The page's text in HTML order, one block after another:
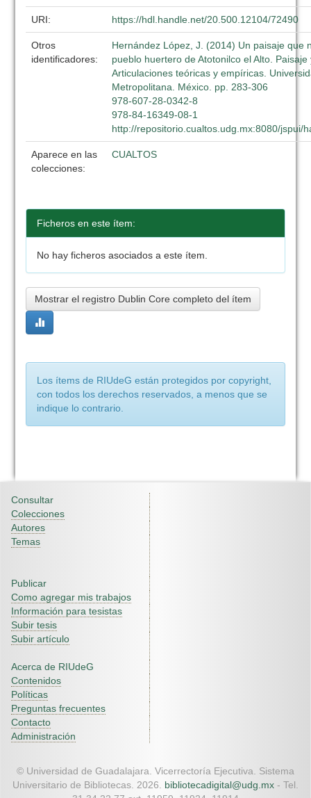
URI: https://hdl.handle.net/20.500.12104/72490
Otros
identificadores:
Hernández López, J. (2014) Un paisaje que
pueblo huertero de Atotonilco el Alto. Paisaje
Articulaciones teóricas y empíricas.
Metropolitana. México. pp. 283-306
978-607-28-0342-8
978-84-16349-08-1
http://repositorio.cualtos.udg.mx:8080/jspui/
Aparece en las
colecciones:
CUALTOS
Ficheros en este ítem:
No hay ficheros asociados a este ítem.
Mostrar el registro Dublin Core completo del ítem
Los ítems de RIUdeG están protegidos por copyright,
con todos los derechos reservados, a menos que se
indique lo contrario.
Consultar
Colecciones
Autores
Temas
Publicar
Como agregar mis trabajos
Información para tesistas
Subir tesis
Subir artículo
Acerca de RIUdeG
Contenidos
Políticas
Preguntas frecuentes
Contacto
Administración
© Universidad de Guadalajara. Vicerrectoría Ejecutiva. Sistema
Universitario de Bibliotecas. 2026. bibliotecadigital@udg.mx - Tel.